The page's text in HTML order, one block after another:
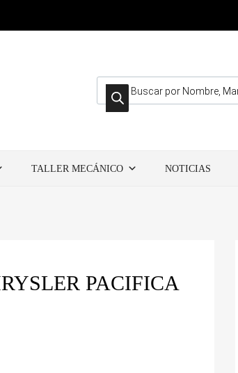
Búsqueda de productos
TALLER MECÁNICO NOTICIAS
PACIFICA